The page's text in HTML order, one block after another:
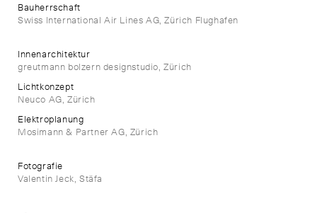
Bauherrschaft
Swiss International Air Lines AG, Zürich Flughafen
Innenarchitektur
greutmann bolzern designstudio, Zürich
Lichtkonzept
Neuco AG, Zürich
Elektroplanung
Mosimann & Partner AG, Zürich
Fotografie
Valentin Jeck, Stäfa